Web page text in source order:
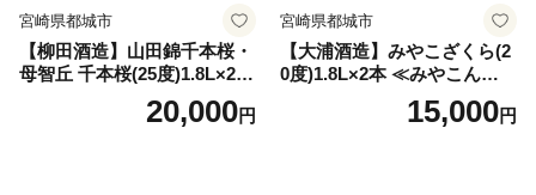
宮崎県都城市
【柳田酒造】山田錦千本桜・
母智丘 千本桜(25度)1.8L×2本
≪みやこんじょ特急便≫_AC
20,000円
宮崎県都城市
【大浦酒造】みやこざくら(2
0度)1.8L×2本 ≪みやこんじょ
特急便≫_MJ-077115,000円